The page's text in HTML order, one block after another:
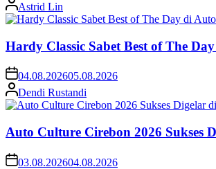
Astrid Lin
Hardy Classic Sabet Best of The
04.08.202605.08.2026
Dendi Rustandi
Auto Culture Cirebon 2026
03.08.202604.08.2026